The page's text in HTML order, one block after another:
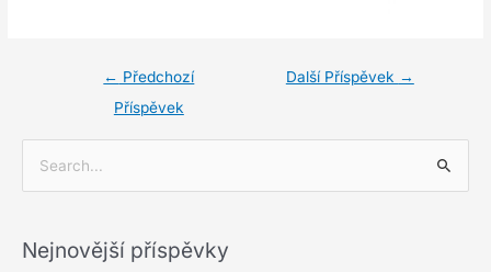
← Předchozí
Příspěvek
Další Příspěvek →
lNejnovější příspěvky